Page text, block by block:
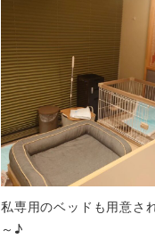
私専用のベッドも用意さ
～♪